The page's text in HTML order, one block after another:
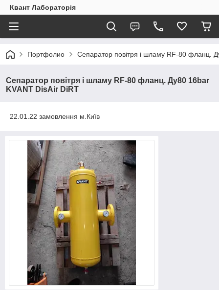
Квант Лабораторія
Портфолио Сепаратор повітря і шламу RF-80 фланц.
Сепаратор повітря і шламу RF-80 фланц. Ду80 16bar
KVANT DisAir DiRT
22.01.22 замовлення м.Київ